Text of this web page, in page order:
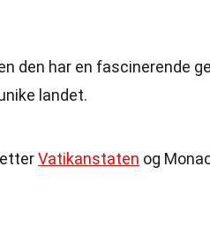
den har en fascinerende
landet.
Vatikanstaten og